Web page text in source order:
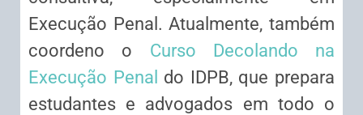
Execução Penal. Atualmente, também
coordeno o Curso Decolando na
Execução Penal do IDPB, que prepara
estudantes e advogados em todo o